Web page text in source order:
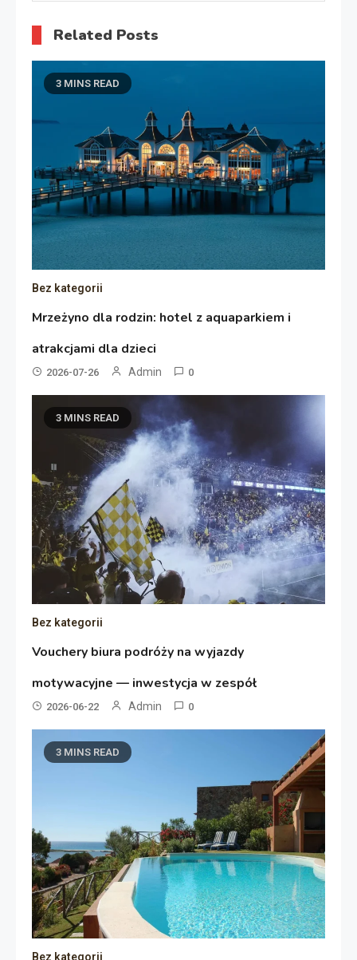
Related Posts
3 MINS READ
Bez kategorii
Mrzeżyno dla rodzin: hotel z aquaparkiem i
atrakcjami dla dzieci
2026-07-26 Admin 0
3 MINS READ
Bez kategorii
Vouchery biura podróży na wyjazdy
motywacyjne — inwestycja w zespół
2026-06-22 Admin 0
3 MINS READ
Bez kategorii